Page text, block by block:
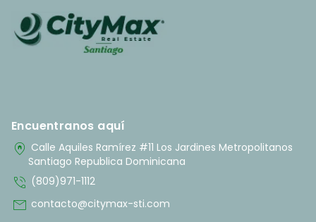
Encuentranos aquí
home_pin Calle Aquiles Ramírez #11 Los Jardines Metropolitanos
Santiago Republica Dominicana
phone_in_talk (809)971-1112
mail contacto@citymax-sti.com